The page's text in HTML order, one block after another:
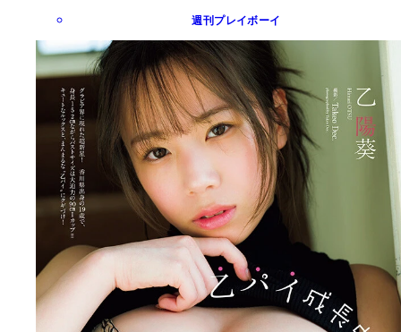
週刊プレイボーイ